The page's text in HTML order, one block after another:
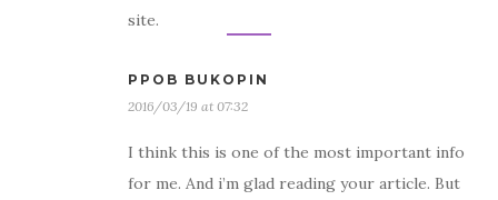
site.
PPOB BUKOPIN
2016/03/19 at 07:32
I think this is one of the most important info
for me. And i’m glad reading your article. But